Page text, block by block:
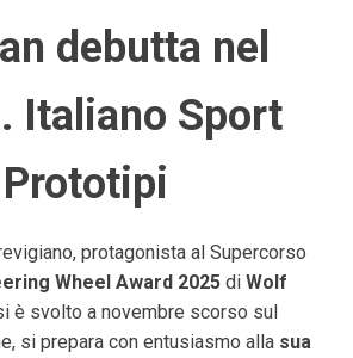
debutta nel
Italiano Sport
Prototipi
protagonista al Supercorso
Wheel Award 2025 di Wolf
è svolto a novembre scorso sul
si prepara con entusiasmo alla sua